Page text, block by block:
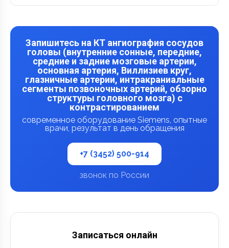
Запишитесь на КТ ангиография сосудов
головы (внутренние сонные, передние,
средние и задние мозговые артерии,
основная артерия, Виллизиев круг,
глазничные артерии, интракраниальные
сегменты позвоночных артерий, обзорно
структуры головного мозга) с
контрастированием
современное оборудование Siemens, опытные
врачи, результат в день обращения
+7 (3452) 500-914
звонок по России
Записаться онлайн